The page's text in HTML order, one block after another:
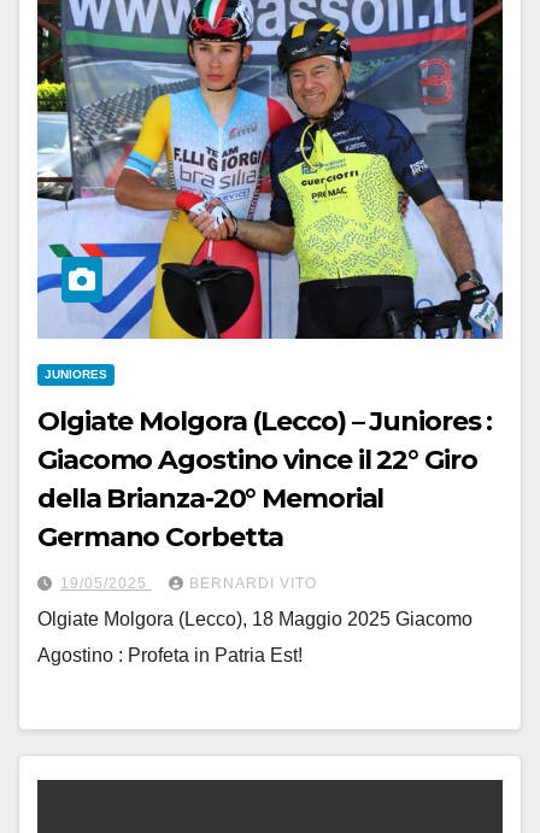
JUNIORES
Olgiate Molgora (Lecco) – Juniores :
Giacomo Agostino vince il 22° Giro
della Brianza-20° Memorial
Germano Corbetta
19/05/2025 BERNARDI VITO
Olgiate Molgora (Lecco), 18 Maggio 2025 Giacomo
Agostino : Profeta in Patria Est!